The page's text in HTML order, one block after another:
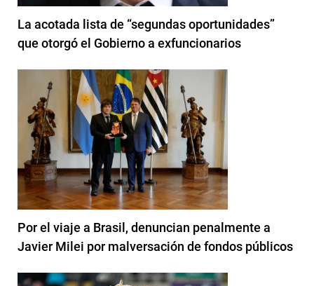
La acotada lista de “segundas oportunidades”
que otorgó el Gobierno a exfuncionarios
Por el viaje a Brasil, denuncian penalmente a
Javier Milei por malversación de fondos públicos